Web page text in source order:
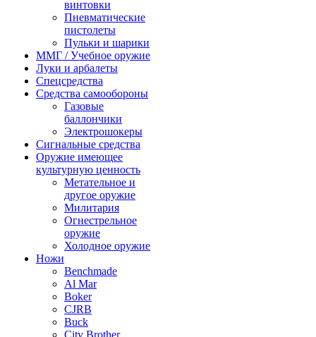
винтовки
Пневматические
пистолеты
Пульки и шарики
ММГ / Учебное оружие
Луки и арбалеты
Спецсредства
Средства самообороны
Газовые
баллончики
Электрошокеры
Сигнальные средства
Оружие имеющее
культурную ценность
Метательное и
другое оружие
Милитария
Огнестрельное
оружие
Холодное оружие
Ножи
Benchmade
Al Mar
Boker
CJRB
Buck
City Brother